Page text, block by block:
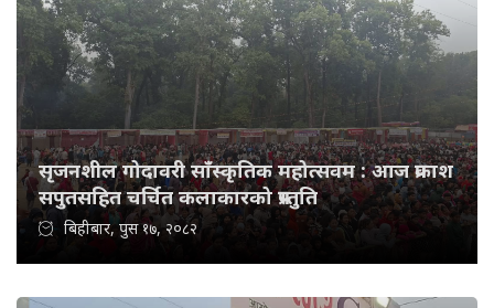
सृजनशील गोदावरी साँस्कृतिक महोत्सवम : आज प्रकाश
सपुतसहित चर्चित कलाकारको प्रस्तुति
बिहीबार, पुस १७, २०८२